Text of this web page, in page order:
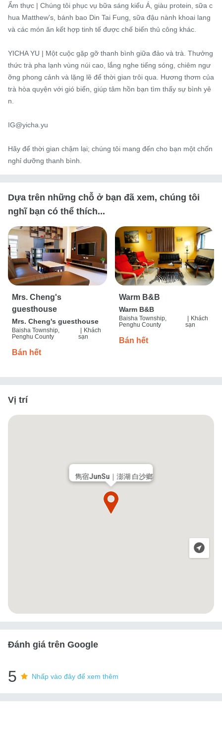
Ẩm thực | Chúng tôi phục vụ bữa sáng kiểu Á, giàu protein, sữa c
hua Matthew's, bánh bao Din Tai Fung, sữa đậu nành khoai lang
và các món ăn kết hợp tinh tế được chế biến thủ công khác.
YICHA YU | Một cuộc gặp gỡ thanh bình giữa đảo và trà. Thưởng
thức trà pha lạnh vùng núi cao, lắng nghe tiếng sóng, chiêm ngư
ỡng phong cảnh và lặng lẽ để thời gian trôi qua. Hương thơm của
trà hòa quyện với gió biển, giúp tâm hồn bạn tìm thấy sự bình yê
n.
IG@yicha.yu
Hãy để thời gian chậm lại; chúng tôi mang đến cho bạn một chốn
nghỉ dưỡng thanh bình.
Dựa trên những chỗ ở bạn đã xem, chúng tôi
nghĩ bạn có thể thích...
Mrs. Cheng's
guesthouse
Mrs. Cheng's guesthouse
Baisha Township,
Penghu County
| Khách
sạn
Bán hết
Warm B&B
Warm B&B
Baisha Township,
Penghu County
| Khách
sạn
Bán hết
Vị trí
雋宿JunSu｜澎湖 白沙鄉
Đánh giá trên Google
5 Nhấp vào đây để xem thêm